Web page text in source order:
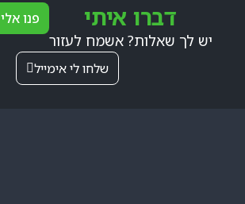
דברו איתי
יש לך שאלות? אשמח לעזור
פנו
שלחו לי אימייל